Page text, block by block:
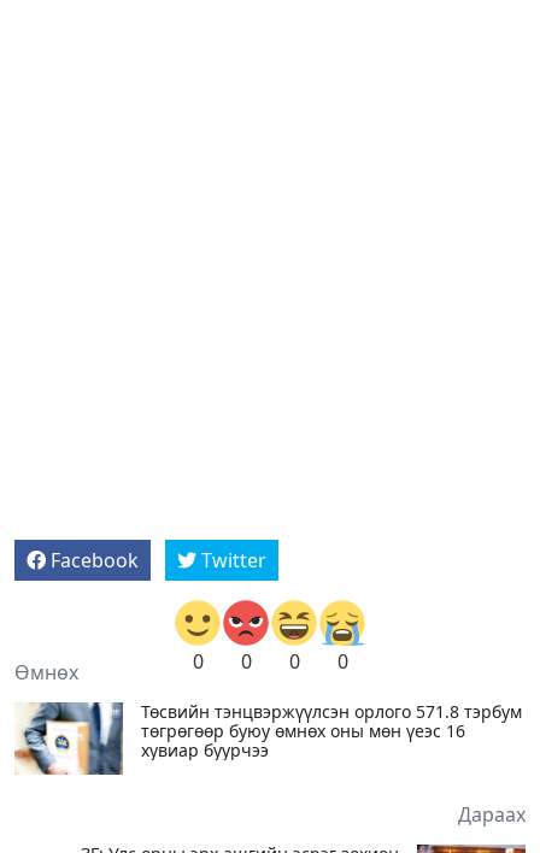
Facebook Twitter
0 0 0 0
Өмнөх
Төсвийн тэнцвэржүүлсэн орлого 571.8 тэрбум
төгрөгөөр буюу өмнөх оны мөн үеэс 16
хувиар буурчээ
Дараах